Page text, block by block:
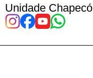
Unidade Chapecó